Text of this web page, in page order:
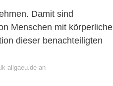
Damit sind
Menschen mit
dieser benachteiligten
allgaeu.de an